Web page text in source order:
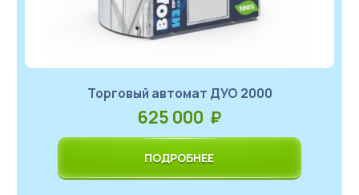
Торговый автомат ДУО 2000
625 000 ₽
ПОДРОБНЕЕ